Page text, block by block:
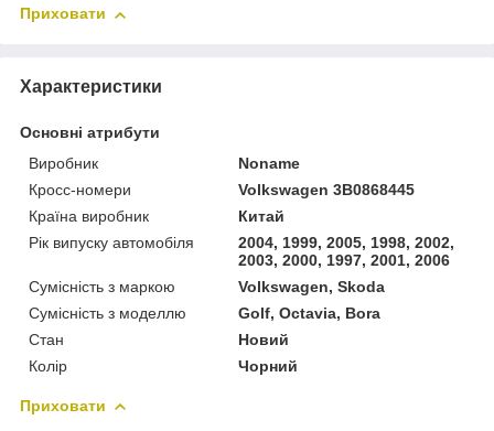
Приховати
Характеристики
Основні атрибути
Виробник
Noname
Кросс-номери
Volkswagen 3B0868445
Країна виробник
Китай
Рік випуску автомобіля
2004, 1999, 2005, 1998, 2002,
2003, 2000, 1997, 2001, 2006
Сумісність з маркою
Volkswagen, Skoda
Сумісність з моделлю
Golf, Octavia, Bora
Стан
Новий
Колір
Чорний
Приховати